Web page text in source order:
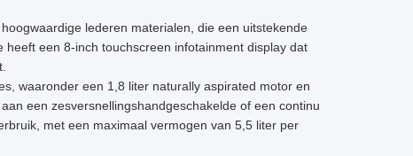
lederen materialen, die een uitstekende
een 8-inch touchscreen infotainment display dat
waaronder een 1,8 liter naturally aspirated motor en
een zesversnellingshandgeschakelde of een continu
met een maximaal vermogen van 5,5 liter per